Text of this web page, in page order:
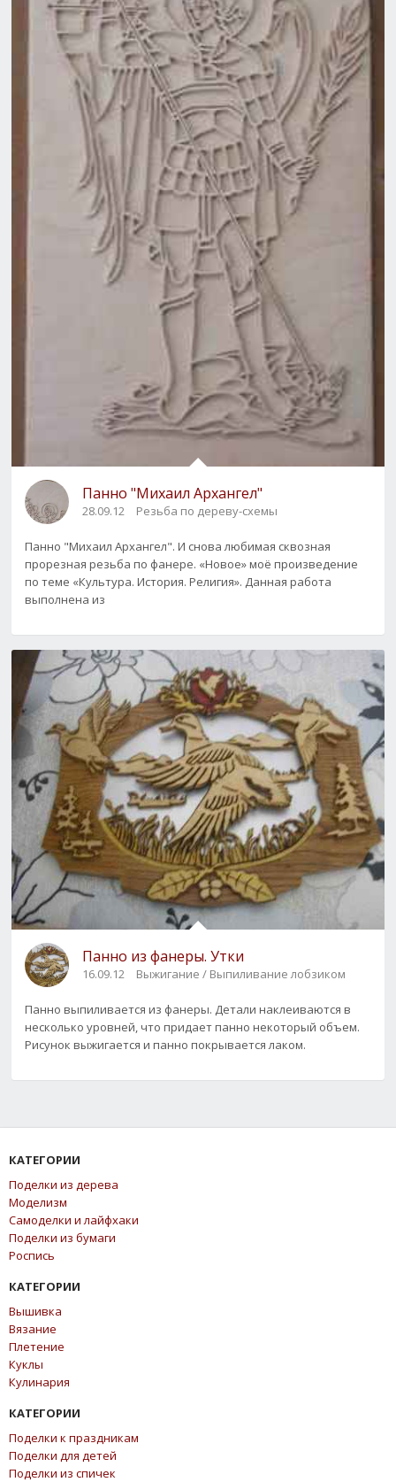
Панно "Михаил Архангел"
28.09.12 Резьба по дереву-схемы
Панно "Михаил Архангел". И снова любимая сквозная
прорезная резьба по фанере. «Новое» моё произведение
по теме «Культура. История. Религия». Данная работа
выполнена из
Панно из фанеры. Утки
16.09.12 Выжигание / Выпиливание лобзиком
Панно выпиливается из фанеры. Детали наклеиваются в
несколько уровней, что придает панно некоторый объем.
Рисунок выжигается и панно покрывается лаком.
КАТЕГОРИИ
Поделки из дерева
Моделизм
Самоделки и лайфхаки
Поделки из бумаги
Роспись
КАТЕГОРИИ
Вышивка
Вязание
Плетение
Куклы
Кулинария
КАТЕГОРИИ
Поделки к праздникам
Поделки для детей
Поделки из спичек